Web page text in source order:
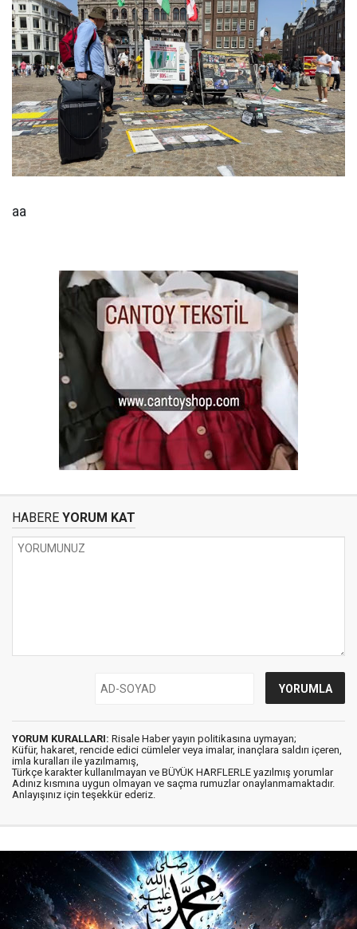
aa
HABERE YORUM KAT
YORUM KURALLARI: Risale Haber yayın politikasına uymayan;
Küfür, hakaret, rencide edici cümleler veya imalar, inançlara saldırı içeren,
imla kuralları ile yazılmamış,
Türkçe karakter kullanılmayan ve BÜYÜK HARFLERLE yazılmış yorumlar
Adınız kısmına uygun olmayan ve saçma rumuzlar onaylanmamaktadır.
Anlayışınız için teşekkür ederiz.